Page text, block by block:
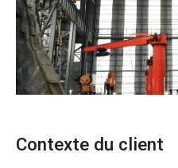
Contexte du client